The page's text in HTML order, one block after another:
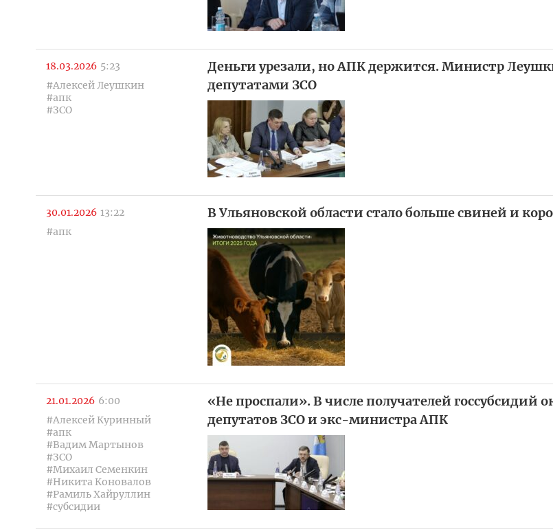
18.03.2026 5:23
#Алексей Леушкин
#апк
#ЗСО
Деньги урезали, но АПК держится. Министр
депутатами ЗСО
30.01.2026 13:22
#апк
В Ульяновской области стало больше свиней и
21.01.2026 6:00
#Алексей Куринный
#апк
#Вадим Мартынов
#ЗСО
#Михаил Семенкин
#Никита Коновалов
#Рамиль Хайруллин
#субсидии
«Не проспали». В числе получателей госсубсидий
депутатов ЗСО и экс-министра АПК